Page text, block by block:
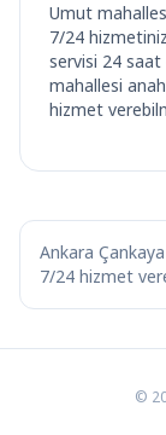
Umut
7/24
servisi 24
mahallesi
hizmet
Ankara
7/24 hizmet
©